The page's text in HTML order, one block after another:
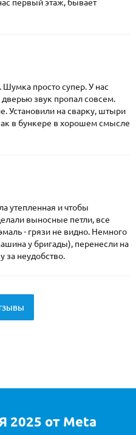
первый этаж, бывает
Шумка просто супер. У нас
дверью звук пропал совсем.
Установили на сварку, штыри
в бункере в хорошем смысле
утепленная и чтобы
выносные петли, все
- грязи не видно. Немного
у бригады), перенесли на
за неудобство.
от Meta